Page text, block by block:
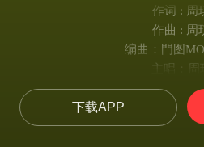
作词 : 周
作曲 : 周
编曲：門图
主唱：周
吉他:高
贝斯:范范
鼓：睿
下载APP